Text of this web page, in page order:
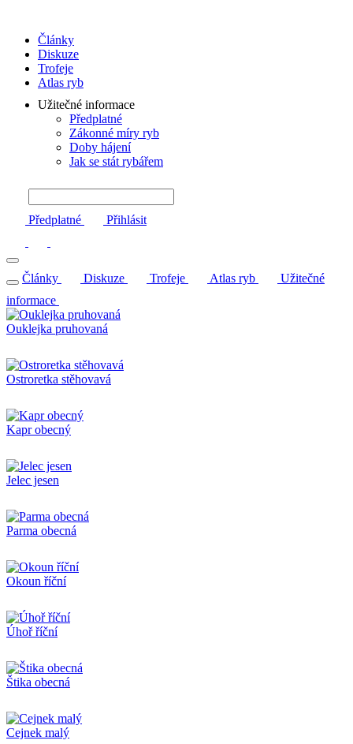
Články
Diskuze
Trofeje
Atlas ryb
Užitečné informace
Předplatné
Zákonné míry ryb
Doby hájení
Jak se stát rybářem
Předplatné Přihlásit
Články Diskuze Trofeje Atlas ryb
Užitečné
informace
Ouklejka pruhovaná
Ostroretka stěhovavá
Kapr obecný
Jelec jesen
Parma obecná
Okoun říční
Úhoř říční
Štika obecná
Cejnek malý